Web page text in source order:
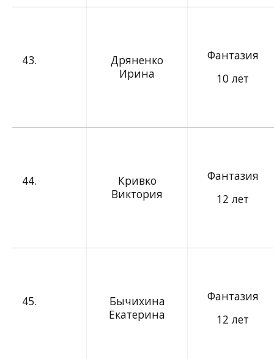
43.
Дряненко
Ирина
Фантазия
10 лет
44.
Кривко
Виктория
Фантазия
12 лет
45.
Бычихина
Екатерина
Фантазия
12 лет